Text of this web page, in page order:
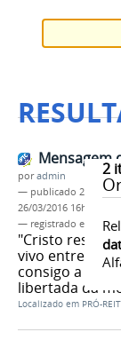
2
Mensagem
poradmin
— publicado 24/03/
26/03/2016 16h39
— registrado em:
"Cristo
vivo entre nós!
consigo a
libertada da
Localizado em PRÓ-